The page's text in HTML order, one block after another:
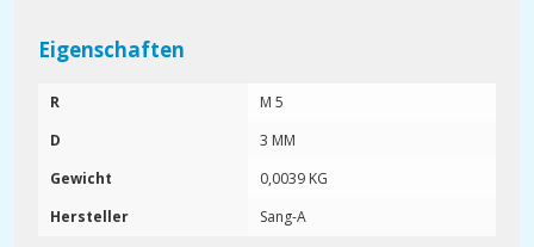
Eigenschaften
R
M 5
D
3 MM
Gewicht
0,0039 KG
Hersteller
Sang-A